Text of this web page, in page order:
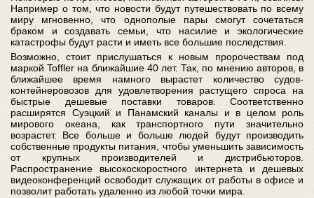
Например о том, что новости будут путешествовать по всему
миру мгновенно, что однополые пары смогут сочетаться
браком и создавать семьи, что насилие и экологические
катастрофы будут расти и иметь все большие последствия.
Возможно, стоит прислушаться к новым пророчествам под
маркой Toffler на ближайшие 40 лет. Так, по мнению авторов, в
ближайшее время намного вырастет количество судов-
контейнеровозов для удовлетворения растущего спроса на
быстрые дешевые поставки товаров. Соответственно
расширятся Суэцкий и Панамский каналы и в целом роль
мирового океана, как транспортного пути значительно
возрастет. Все больше и больше людей будут производить
собственные продукты питания, чтобы уменьшить зависимость
от крупных производителей и дистрибьюторов.
Распространение высокоскоростного интернета и дешевых
видеоконференций освободит служащих от работы в офисе и
позволит работать удаленно из любой точки мира.